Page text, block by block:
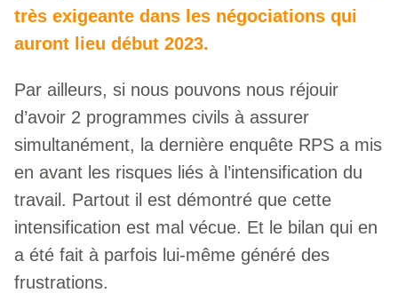
très exigeante dans les négociations qui
auront lieu début 2023.
Par ailleurs, si nous pouvons nous réjouir
d’avoir 2 programmes civils à assurer
simultanément, la dernière enquête RPS a mis
en avant les risques liés à l’intensification du
travail. Partout il est démontré que cette
intensification est mal vécue. Et le bilan qui en
a été fait à parfois lui-même généré des
frustrations.